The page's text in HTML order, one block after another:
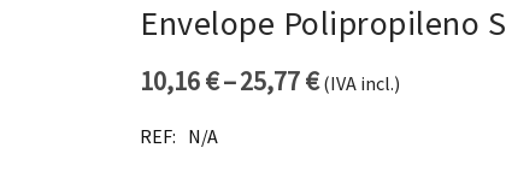
Envelope Polipropileno
10,16€–25,77€
Price range:
(IVA incl.)
REF: N/A